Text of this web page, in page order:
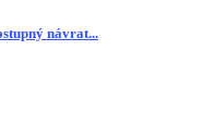
návrat...